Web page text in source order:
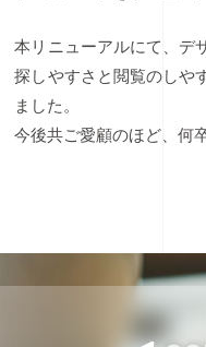
本リニューアルにて、デ
探しやすさと閲覧のしや
ました。
今後共ご愛顧のほど、何